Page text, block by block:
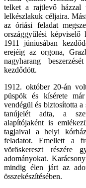
telket a rajtlevő házzal
lelkészlakuk céljaira.
az óriási feladat
országgyűlési képviselő
1911 júniusában
erejéig az orgona,
nagyharang
kezdődött.
1912. október 20-án
püspök és kísérete
vendégül és biztosította a
tanújelét adta, a
alapítójaként is
tagjaival a helyi
feladatot. Emellett a
vöröskereszt részére
adományokat.
mindig élen járt az
összekészítésében.